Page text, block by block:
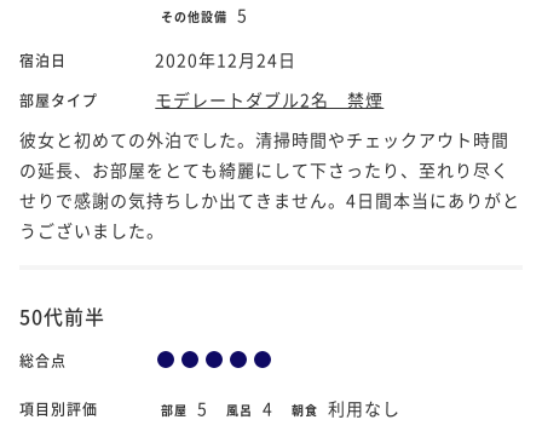
その他設備 5
宿泊日 2020年12月24日
部屋タイプ
モデレートダブル2名 禁煙
彼女と初めての外泊でした。清掃時間やチェックアウト時間
の延長、お部屋をとても綺麗にして下さったり、至れり尽く
せりで感謝の気持ちしか出てきません。4日間本当にありがと
うございました。
50代前半
総合点
項目別評価 部屋 5 風呂 4 朝食 利用なし